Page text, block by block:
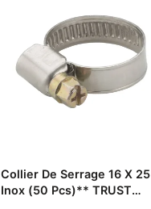
Collier De Serrage 16 X 25
Inox (50 Pcs)** TRUST